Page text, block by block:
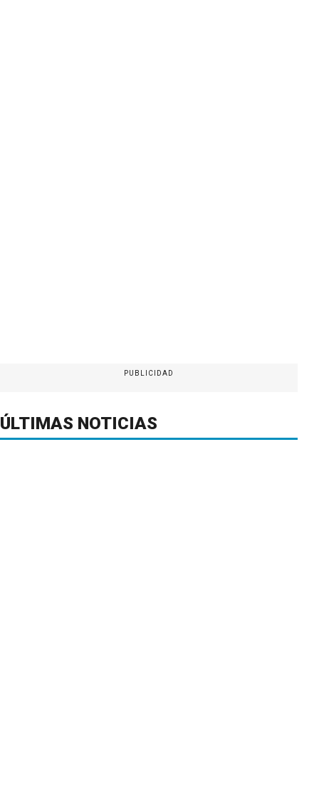
PUBLICIDAD
ÚLTIMAS NOTICIAS